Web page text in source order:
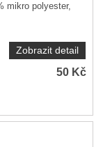
mikro polyester,
Zobrazit detail
50 Kč